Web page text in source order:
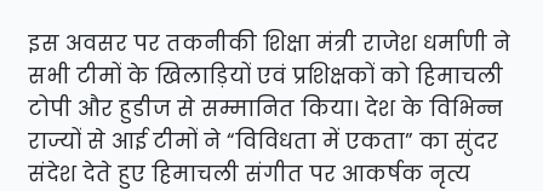
इस अवसर पर तकनीकी शिक्षा मंत्री राजेश धर्माणी ने
सभी टीमों के खिलाड़ियों एवं प्रशिक्षकों को हिमाचली
टोपी और हुडीज से सम्मानित किया। देश के विभिन्न
राज्यों से आई टीमों ने “विविधता में एकता” का सुंदर
संदेश देते हुए हिमाचली संगीत पर आकर्षक नृत्य